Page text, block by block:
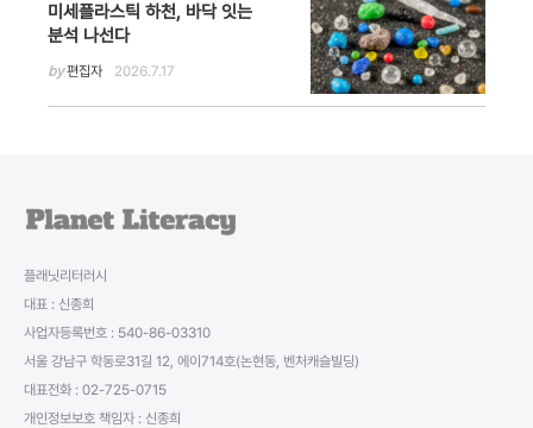
미세플라스틱 하천, 바닥 잇는
분석 나선다
by편집자 2026.7.17
플래닛리터러시
대표 : 신종희
사업자등록번호 : 540-86-03310
서울 강남구 학동로31길 12, 에이714호(논현동, 벤처캐슬빌딩)
대표전화 : 02-725-0715
개인정보보호 책임자 : 신종희